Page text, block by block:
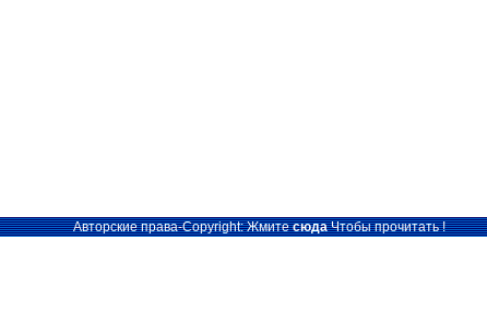
Авторские права-Copyright: ЖмитесюдаЧтобы прочитать !